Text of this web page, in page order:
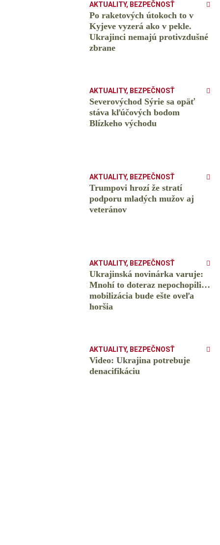
AKTUALITY, BEZPEČNOSŤ
Po raketových útokoch to v
Kyjeve vyzerá ako v pekle.
Ukrajinci nemajú protivzdušné
zbrane
AKTUALITY, BEZPEČNOSŤ
Severovýchod Sýrie sa opäť
stáva kľúčových bodom
Blízkeho východu
AKTUALITY, BEZPEČNOSŤ
Trumpovi hrozí že stratí
podporu mladých mužov aj
veteránov
AKTUALITY, BEZPEČNOSŤ
Ukrajinská novinárka varuje:
Mnohí to doteraz nepochopili…
mobilizácia bude ešte oveľa
horšia
AKTUALITY, BEZPEČNOSŤ
Video: Ukrajina potrebuje
denacifikáciu